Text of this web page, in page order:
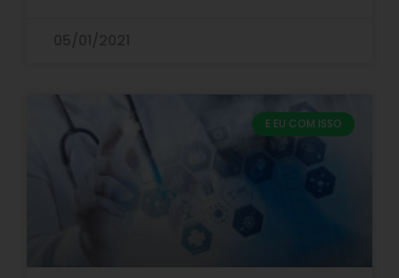
E EU COM ISSO